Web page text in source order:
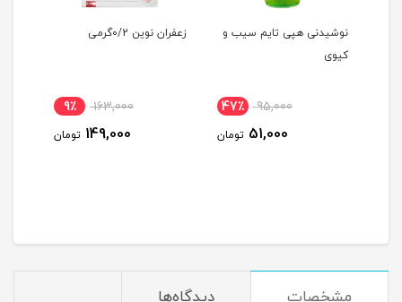
نوشیدنی هپی تایم سیب و
کیوی
95,000 47٪
51,000 تومان
زعفران نوین 0/2گرمی
163,000 9٪
149,000 تومان
مشخصات دیدگاه‌ها